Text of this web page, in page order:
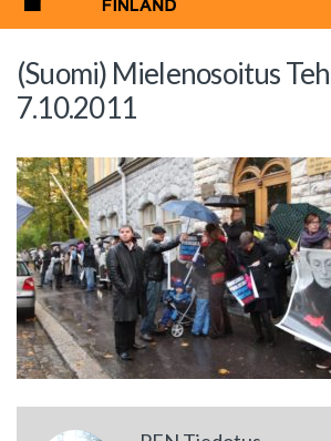
(Suomi) Mielenosoitus
7.10.2011